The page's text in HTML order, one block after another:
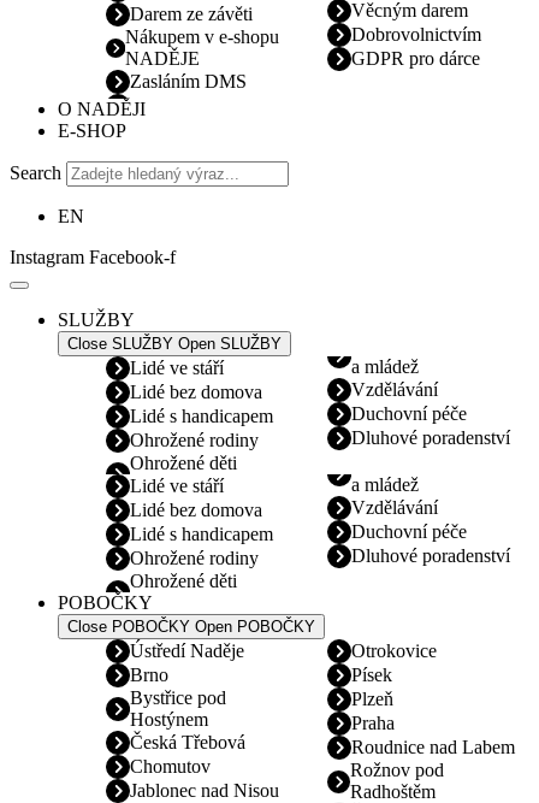
Darem ze závěti
Nákupem v e-shopu
NADĚJE
Zasláním DMS
Věcným darem
Dobrovolnictvím
GDPR pro dárce
O NADĚJI
E-SHOP
Search
EN
Instagram Facebook-f
SLUŽBY
Close SLUŽBY Open SLUŽBY
Lidé ve stáří
Lidé bez domova
Lidé s handicapem
Ohrožené rodiny
Ohrožené děti
a mládež
Vzdělávání
Duchovní péče
Dluhové poradenství
Lidé ve stáří
Lidé bez domova
Lidé s handicapem
Ohrožené rodiny
Ohrožené děti
a mládež
Vzdělávání
Duchovní péče
Dluhové poradenství
POBOČKY
Close POBOČKY Open POBOČKY
Ústředí Naděje
Brno
Bystřice pod
Hostýnem
Česká Třebová
Chomutov
Jablonec nad Nisou
Otrokovice
Písek
Plzeň
Praha
Roudnice nad Labem
Rožnov pod
Radhoštěm